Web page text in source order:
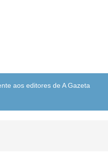
aos editores de A Gazeta